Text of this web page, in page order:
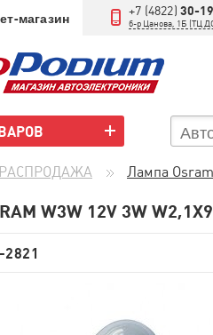
магазин +7 (4822) 30-
б-р Цанова, 1Б (ТЦ
РАСПРОДАЖА Лампа Osram
W3W 12V 3W
2821